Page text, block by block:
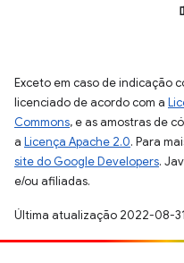
Exceto em caso de indicação
licenciado de acordo com a
Commons, e as amostras de
a Licença Apache 2.0. Para
site do Google Developers.
e/ou afiliadas.
Última atualização 2022-08-